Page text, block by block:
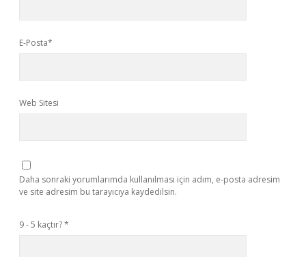
E-Posta*
Web Sitesi
Daha sonraki yorumlarımda kullanılması için adım, e-posta adresim
ve site adresim bu tarayıcıya kaydedilsin.
9 - 5 kaçtır?*